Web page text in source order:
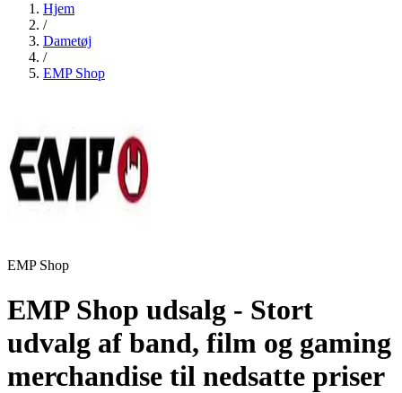
Hjem
/
Dametøj
/
EMP Shop
EMP Shop
EMP Shop udsalg - Stort
udvalg af band, film og gaming
merchandise til nedsatte priser